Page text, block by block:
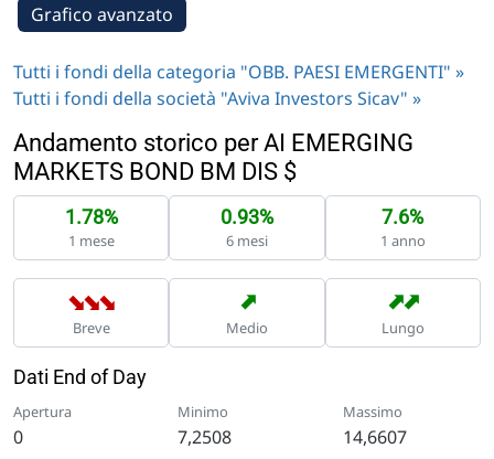
Grafico avanzato
Tutti i fondi della categoria "OBB. PAESI EMERGENTI" »
Tutti i fondi della società "Aviva Investors Sicav" »
Andamento storico per AI EMERGING
MARKETS BOND BM DIS $
1.78%
1 mese
0.93%
6 mesi
7.6%
1 anno
➡
➡
➡
Breve
➡
Medio
➡
➡
Lungo
Dati End of Day
Apertura
0
Minimo
7,2508
Massimo
14,6607